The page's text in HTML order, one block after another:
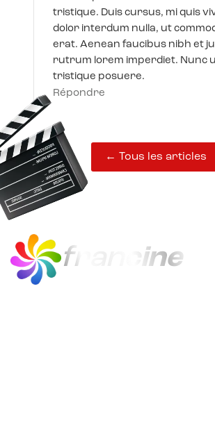
tristique. Duis cursus, mi quis
dolor interdum nulla, ut
erat. Aenean faucibus nibh et
rutrum lorem imperdiet. Nunc
tristique posuere.
Répondre
← Tous les articles
fran cine